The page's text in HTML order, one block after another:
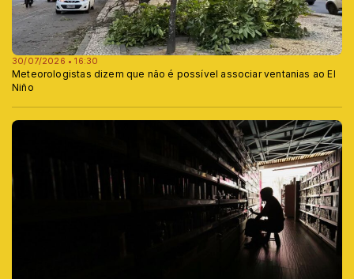
30/07/2026 • 16:30
Meteorologistas dizem que não é possível associar ventanias ao El
Niño